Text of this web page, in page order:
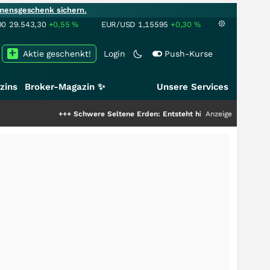
sichern.
29.543,30 +0,55% EUR/USD 1,15595 +0,30 %
Login Push-Kurse
Aktie geschenkt!
Broker-Magazin ✨ Unsere Services
Schwere Seltene Erden: Entsteht hier die nächsteAnzeige